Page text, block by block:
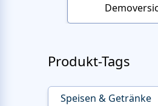
Produkt-Tags
Speisen & Getränke